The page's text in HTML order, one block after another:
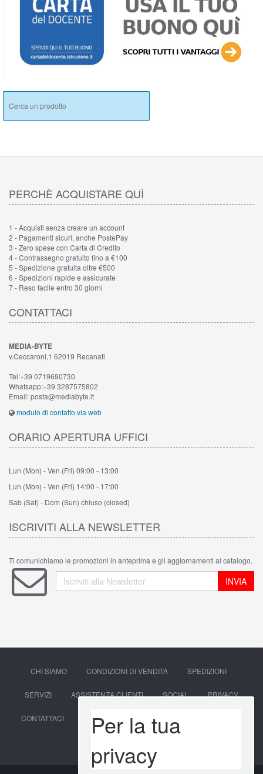
PERCHÈ ACQUISTARE QUÌ
1 - Acquisti senza creare un account
2 - Pagamenti sicuri, anche PostePay
3 - Zero spese con Carta di Credito
4 - Contrassegno gratuito fino a €100
5 - Spedizione gratuita oltre €500
6 - Spedizioni rapide e assicurate
7 - Reso facile entro 30 giorni
CONTATTACI
MEDIA-BYTE
v.Ceccaroni,1 62019 Recanati
Tel:+39 0719690730
Whatsapp:+39 3287575802
Email: posta@mediabyte.it
modulo di contatto via web
ORARIO APERTURA UFFICI
Lun (Mon) - Ven (Fri) 09:00 - 13:00
Lun (Mon) - Ven (Fri) 14:00 - 17:00
Sab (Sat) - Dom (Sun) chiuso (closed)
ISCRIVITI ALLA NEWSLETTER
Ti comunichiamo le promozioni in anteprima e gli aggiornamenti al catalogo.
INVIA
CHI SIAMO CONDIZIONI DI VENDITA SPEDIZIONI
SERVIZI ASSISTENZA CLIENTI SOCIAL PRIVACY
CONTATTACI MAPPA DEL SITO
Per la tua
privacy